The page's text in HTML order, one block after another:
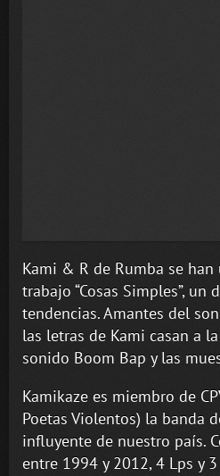
Kami & R de Rumba se
trabajo “Cosas Simples”, un
tendencias. Amantes del
las letras de Kami casan a
sonido Boom Bap y las
Kamikaze es miembro de
Poetas Violentos) la banda
influyente de nuestro país.
entre 1994 y 2012, 4 Lps y